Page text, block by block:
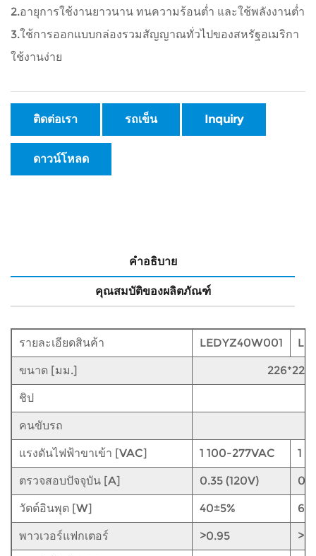
2.อายุการใช้งานยาวนาน ทนความร้อนต่ำ และใช้พลังงานต่ำ
3.ใช้การออกแบบกล่องรวมสัญญาณทั่วไปของสหรัฐอเมริกา
ใช้งานง่าย
ติดต่อเรา รถเข็น Inquiry
ดาวน์โหลด
คำอธิบาย
คุณสมบัติของผลิตภัณฑ์
รายละเอียดสินค้า LEDYZ40W001
ขนาด [มม.]
ชิป
คนขับรถ
แรงดันไฟฟ้าขาเข้า [VAC] 1 100-277VAC 1
ตรวจสอบปัจจุบัน [A] 0.35 (120V)
วัตต์อินพุต [W] 40±5%
พาวเวอร์แฟกเตอร์ >0.95